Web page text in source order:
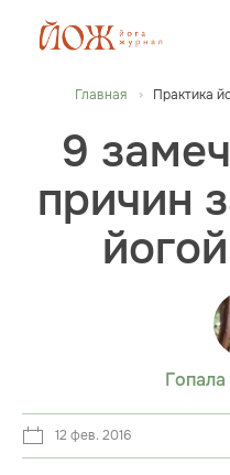
Главная Практика
9
причин
12 фев. 2016